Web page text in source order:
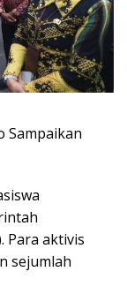
Sampaikan
Para aktivis
sejumlah